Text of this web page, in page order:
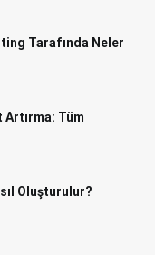
Tarafında Neler
Tüm
Oluşturulur?